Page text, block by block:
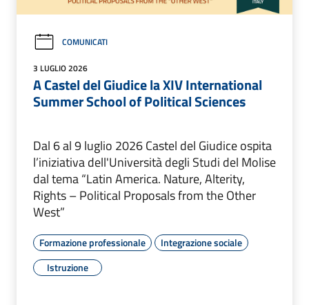
COMUNICATI
3 LUGLIO 2026
A Castel del Giudice la XIV International
Summer School of Political Sciences
Dal 6 al 9 luglio 2026 Castel del Giudice ospita
l’iniziativa dell'Università degli Studi del Molise
dal tema “Latin America. Nature, Alterity,
Rights – Political Proposals from the Other
West”
Formazione professionale
Integrazione sociale
Istruzione